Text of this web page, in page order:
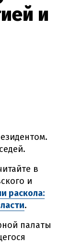
и
в
и
раскола:
.
палаты